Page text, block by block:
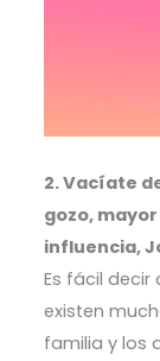
2. Vacíate
gozo,
influencia,
Es fácil decir
existen
familia y los